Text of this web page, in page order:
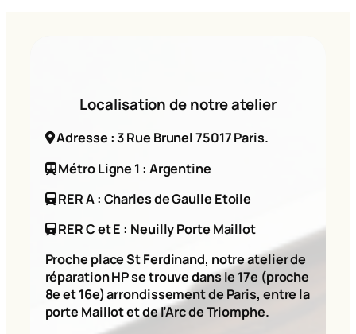
Localisation de notre atelier
Adresse : 3 Rue Brunel 75017 Paris.
Métro Ligne 1 : Argentine
RER A : Charles de Gaulle Etoile
RER C et E : Neuilly Porte Maillot
Proche place St Ferdinand, notre atelier de
réparation HP se trouve dans le 17e (proche
8e et 16e) arrondissement de Paris, entre la
porte Maillot et de l’Arc de Triomphe.